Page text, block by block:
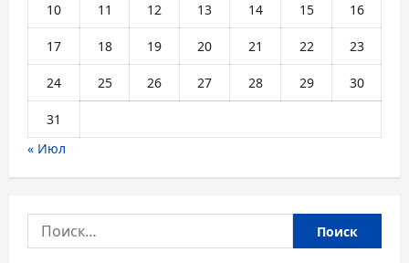
10 11 12 13 14 15 16
17 18 19 20 21 22 23
24 25 26 27 28 29 30
31
« Июл
Найти: